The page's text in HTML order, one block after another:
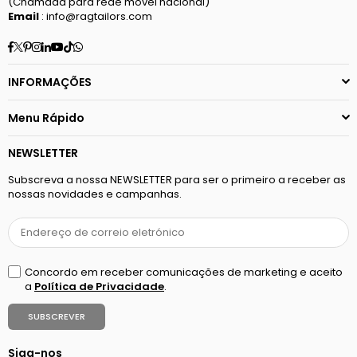
Email : info@ragtailors.com
Facebook
Twitter
Pinterest
Instagram
Linkedin
YouTube
TikTok
Whatsapp
INFORMAÇÕES
Menu Rápido
NEWSLETTER
Subscreva a nossa NEWSLETTER para ser o primeiro a receber as
nossas novidades e campanhas.
Concordo em receber comunicações de marketing e aceito
a Política de Privacidade.
SUBSCREVER
Siga-nos